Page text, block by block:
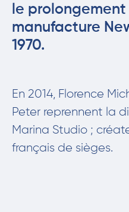
le prolongement
manufacture
1970.
En 2014, Florence
Peter reprennent la
Marina Studio ;
français de sièges.